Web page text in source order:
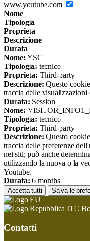
www.youtube.com
Nome
Tipologia
Proprieta
Descrizione
Durata
Nome: YSC
Tipologia: tecnico
Proprieta: Third-party
Descrizione: Questo
traccia delle
Durata: Session
Nome:
Tipologia: tecnico
Proprieta: Third-party
Descrizione: Questo
traccia delle preferenze
nei siti; può anche
utilizzando la nuova o la
Youtube.
Durata: 6 months
Accetta tutti Salva le
ITC
Contatti